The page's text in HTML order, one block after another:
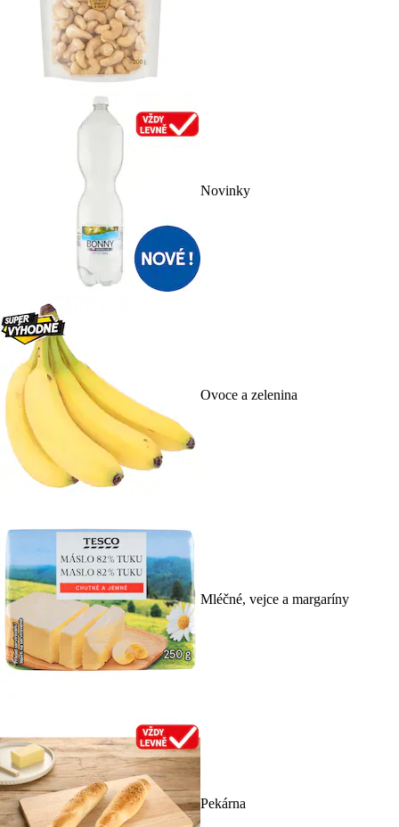
Novinky
Ovoce a zelenina
Mléčné, vejce a margaríny
Pekárna